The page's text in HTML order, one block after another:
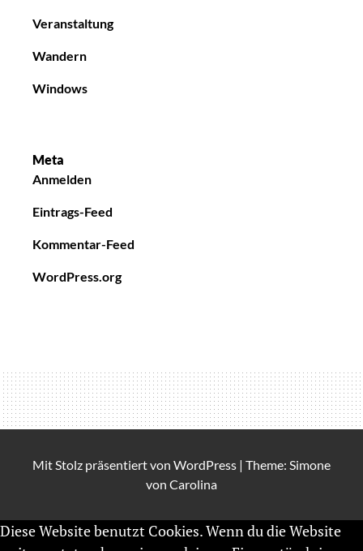
Veranstaltung
Wandern
Windows
Meta
Anmelden
Eintrags-Feed
Kommentar-Feed
WordPress.org
Mit Stolz präsentiert von WordPress | Theme: Simone
von Carolina
Diese Website benutzt Cookies. Wenn du die Website